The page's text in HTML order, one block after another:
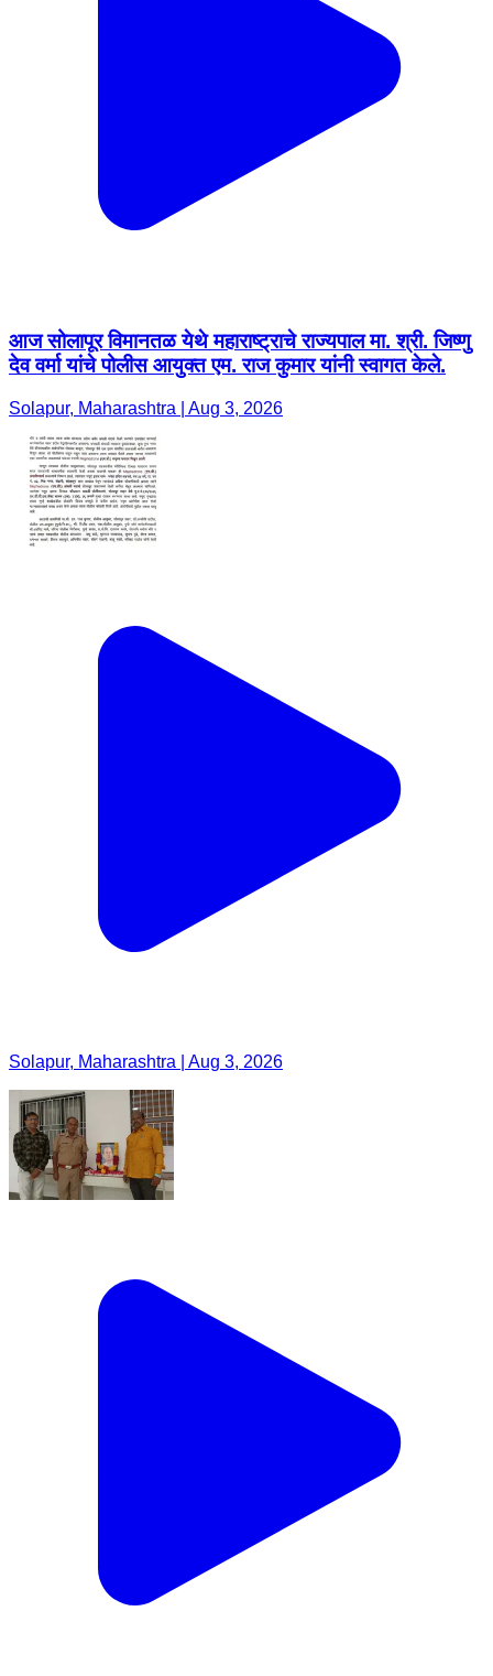
आज सोलापूर विमानतळ येथे महाराष्ट्राचे राज्यपाल मा. श्री. जिष्णु
देव वर्मा यांचे पोलीस आयुक्त एम. राज कुमार यांनी स्वागत केले.
Solapur, Maharashtra | Aug 3, 2026
Solapur, Maharashtra | Aug 3, 2026